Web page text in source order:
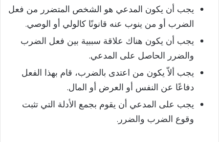
يجب أن يكون المدعي هو الشخص المتضرر من فعل
الضرب أو من ينوب عنه قانونًا كالولي أو الوصي.
يجب أن يكون هناك علاقة سببية بين فعل الضرب
والضرر الحاصل على المدعي.
يجب ألاّ يكون من اعتدى بالضرب، قام بهذا الفعل
دفاعًا عن النفس أو العرض أو المال.
يجب على المدعي أن يقوم بجمع الأدلة التي تثبت
وقوع الضرب والضرر.